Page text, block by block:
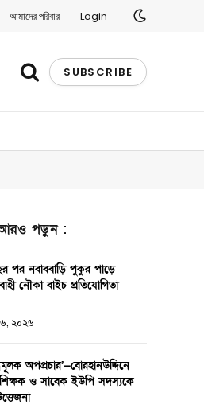
আমাদের পরিবার Login
SUBSCRIBE
আরও পড়ুন :
পর নবাববাড়ি পুকুর পাড়ে
নৌকা বাইচ প্রতিযোগিতা
৬, ২০২৬
অপপ্রচার’—বোরহানউদ্দিনে
শিক্ষক ও সাবেক ইউপি সদস্যকে